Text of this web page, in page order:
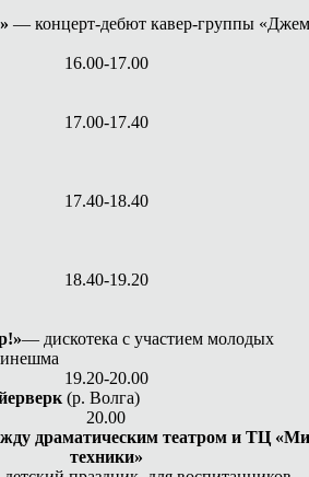
— концерт-дебют кавер-группы
16.00-17.00
17.00-17.40
17.40-18.40
18.40-19.20
— дискотека с участием молодых
19.20-20.00
(р. Волга)
20.00
драматическим театром и ТЦ
техники»